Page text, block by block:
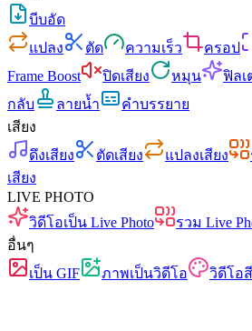
บีบอัด
แปลง
ตัด ความเร็ว ครอป
Frame Boost
ปิดเสียง หมุน ฟิลเ
กลับ
ลายน้ำ
คำบรรยาย
เสียง
ดึงเสียง
ตัดเสียง แปลงเสียง
เสียง
LIVE PHOTO
วิดีโอเป็น Live Photo
รวม Live
อื่นๆ
เป็น GIF
ภาพเป็นวิดีโอ วิดีโอสี